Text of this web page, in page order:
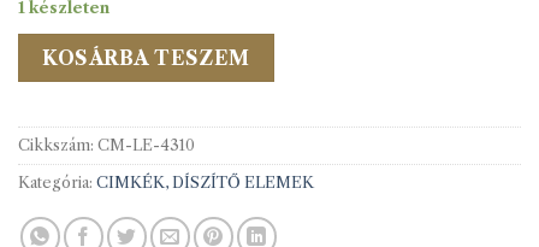
1 készleten
KOSÁRBA TESZEM
Cikkszám: CM-LE-4310
Kategória: CIMKÉK, DÍSZÍTŐ ELEMEK